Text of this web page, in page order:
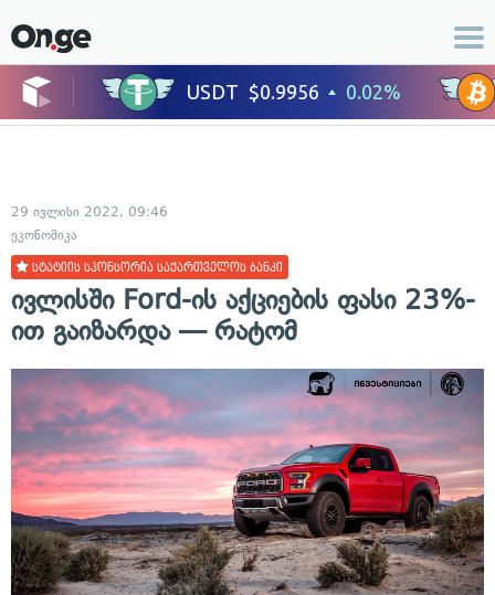
29 ივლისი 2022, 09:46
ეკონომიკა
სტატიის სპონსორია საქართველოს ბანკი
ივლისში Ford-ის აქციების ფასი 23%-
ით გაიზარდა — რატომ